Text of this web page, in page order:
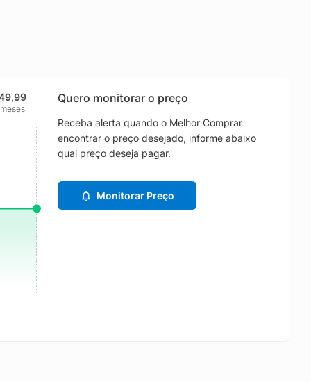
Quero monitorar o preço
Receba alerta quando o Melhor Comprar
encontrar o preço desejado, informe abaixo
qual preço deseja pagar.
Monitorar Preço